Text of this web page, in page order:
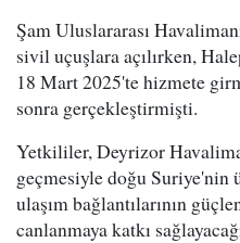
Şam Uluslararası
sivil uçuşlara açılırken,
18 Mart 2025'te hizmete
sonra gerçekleştirmişti.
Yetkililer, Deyrizor
geçmesiyle doğu
ulaşım bağlantılarının
canlanmaya katkı